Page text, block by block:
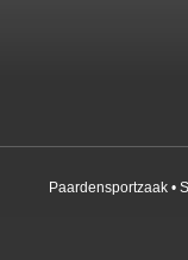
Paardensportzaak •